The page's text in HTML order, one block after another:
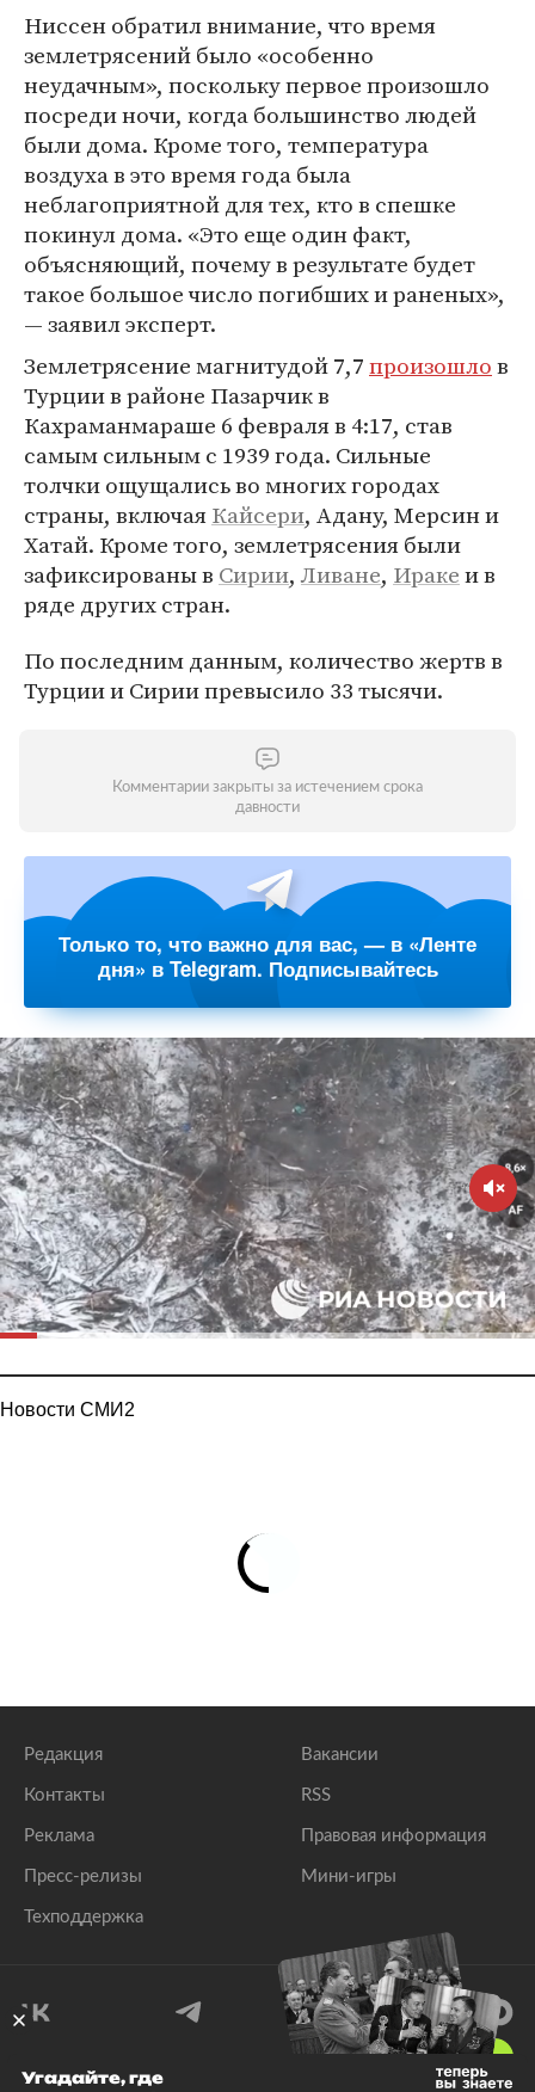
Ниссен обратил внимание, что время
землетрясений было «особенно
неудачным», поскольку первое произошло
посреди ночи, когда большинство людей
были дома. Кроме того, температура
воздуха в это время года была
неблагоприятной для тех, кто в спешке
покинул дома. «Это еще один факт,
объясняющий, почему в результате будет
такое большое число погибших и раненых»,
— заявил эксперт.
Землетрясение магнитудой 7,7произошлов
Турции в районе Пазарчик в
Кахраманмараше 6 февраля в 4:17, став
самым сильным с 1939 года. Сильные
толчки ощущались во многих городах
страны, включаяКайсери, Адану, Мерсин и
Хатай. Кроме того, землетрясения были
зафиксированы в Сирии, Ливане, Иракеи в
ряде других стран.
По последним данным, количество жертв в
Турции и Сирии превысило 33 тысячи.
Комментарии закрыты за истечением срока
давности
Только то, что важно для вас, — в «Ленте
дня» в Telegram. Подписывайтесь
Новости СМИ2
Редакция
Контакты
Реклама
Пресс-релизы
Техподдержка
Вакансии
RSS
Правовая информация
Мини-игры
Угадайте, где